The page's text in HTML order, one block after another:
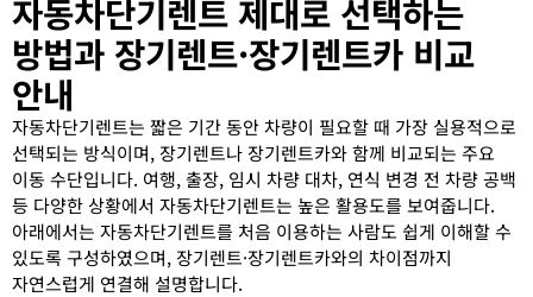
자동차단기렌트 제대로 선택하는
방법과 장기렌트·장기렌트카 비교
안내
자동차단기렌트는 짧은 기간 동안 차량이 필요할 때 가장 실용적으로
선택되는 방식이며, 장기렌트나 장기렌트카와 함께 비교되는 주요
이동 수단입니다. 여행, 출장, 임시 차량 대차, 연식 변경 전 차량 공백
등 다양한 상황에서 자동차단기렌트는 높은 활용도를 보여줍니다.
아래에서는 자동차단기렌트를 처음 이용하는 사람도 쉽게 이해할 수
있도록 구성하였으며, 장기렌트·장기렌트카와의 차이점까지
자연스럽게 연결해 설명합니다.